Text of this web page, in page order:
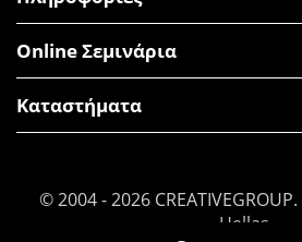
Online Σεμινάρια
Καταστήματα
© 2004 - 2026 CREATIVEGROUP.
Hellas